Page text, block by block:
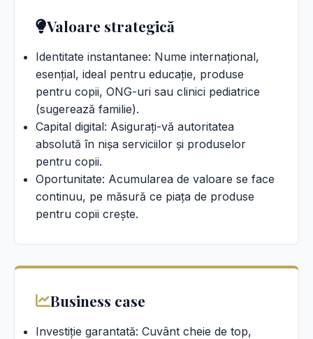
Valoare strategică
Identitate instantanee: Nume internațional,
esențial, ideal pentru educație, produse
pentru copii, ONG-uri sau clinici pediatrice
(sugerează familie).
Capital digital: Asigurați-vă autoritatea
absolută în nișa serviciilor și produselor
pentru copii.
Oportunitate: Acumularea de valoare se face
continuu, pe măsură ce piața de produse
pentru copii crește.
Business case
Investiție garantată: Cuvânt cheie de top,